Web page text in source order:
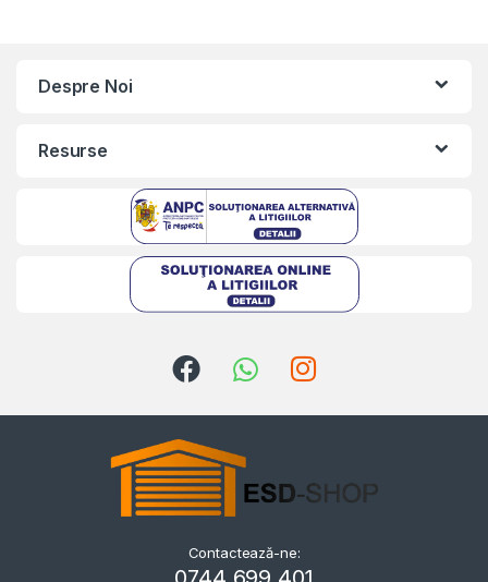
Despre Noi
Resurse
Kriszta
Contactează-ne: